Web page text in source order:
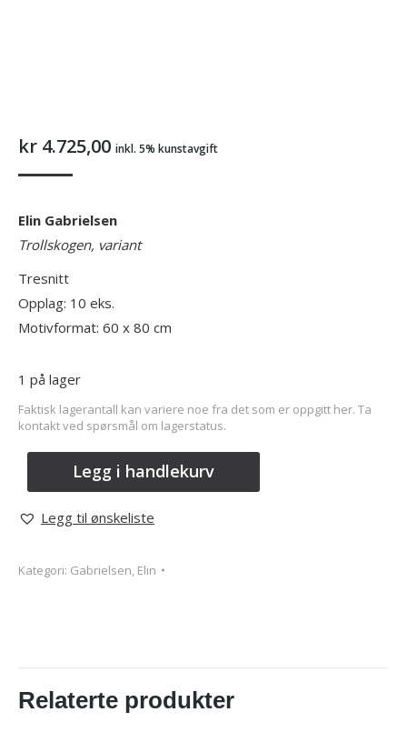
kr 4.725,00 inkl. 5% kunstavgift
Elin Gabrielsen
Trollskogen, variant
Tresnitt
Opplag: 10 eks.
Motivformat: 60 x 80 cm
1 på lager
Faktisk lagerantall kan variere noe fra det som er oppgitt her. Ta
kontakt ved spørsmål om lagerstatus.
Legg i handlekurv
Legg til ønskeliste
Kategori: Gabrielsen, Elin
Relaterte produkter